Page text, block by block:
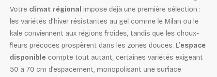
Votre climat régional impose déjà une première sélection :
les variétés d’hiver résistantes au gel comme le Milan ou le
kale conviennent aux régions froides, tandis que les choux-
fleurs précoces prospèrent dans les zones douces. L’espace
disponible compte tout autant, certaines variétés exigeant
50 à 70 cm d’espacement, monopolisant une surface